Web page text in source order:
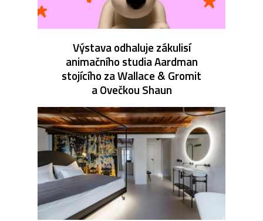
Výstava odhaluje zákulisí
animačního studia Aardman
stojícího za Wallace & Gromit
a Ovečkou Shaun